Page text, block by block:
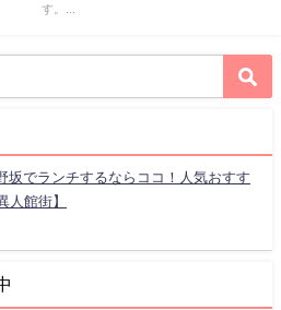
す。...
坂でランチするならココ！人気おすす
人館街】